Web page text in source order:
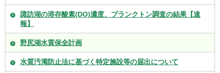
諏訪湖の溶存酸素(DO)濃度、プランクトン調査の結果【速
報】
野尻湖水質保全計画
水質汚濁防止法に基づく特定施設等の届出について